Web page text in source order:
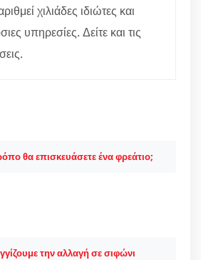
χιλιάδες ιδιώτες και
υπηρεσίες. Δείτε και τις
θα επισκευάσετε ένα φρεάτιο;
την αλλαγή σε σιφώνι